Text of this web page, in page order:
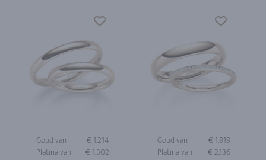
Goud van
€ 1.214
Platina van
€ 1.302
Goud van
€ 1.919
Platina van
€ 2.136